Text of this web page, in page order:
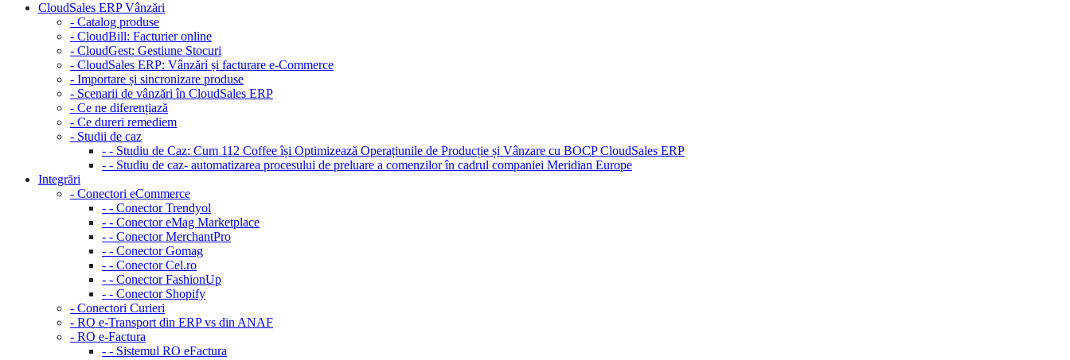
CloudSales ERP Vânzări
- Catalog produse
- CloudBill: Facturier online
- CloudGest: Gestiune Stocuri
- CloudSales ERP: Vânzări și facturare e-Commerce
- Importare și sincronizare produse
- Scenarii de vânzări în CloudSales ERP
- Ce ne diferențiază
- Ce dureri remediem
- Studii de caz
- - Studiu de Caz: Cum 112 Coffee își Optimizează Operațiunile de Producție și Vânzare cu BOCP CloudSales ERP
- - Studiu de caz- automatizarea procesului de preluare a comenzilor în cadrul companiei Meridian Europe
Integrări
- Conectori eCommerce
- - Conector Trendyol
- - Conector eMag Marketplace
- - Conector MerchantPro
- - Conector Gomag
- - Conector Cel.ro
- - Conector FashionUp
- - Conector Shopify
- Conectori Curieri
- RO e-Transport din ERP vs din ANAF
- RO e-Factura
- - Sistemul RO eFactura